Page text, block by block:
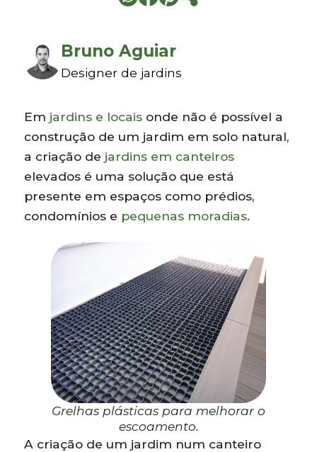
Bruno Aguiar
Designer de jardins
Em jardins e locais onde não é possível a
construção de um jardim em solo natural,
a criação de jardins em canteiros
elevados é uma solução que está
presente em espaços como prédios,
condomínios e pequenas moradias.
Grelhas plásticas para melhorar o
escoamento.
A criação de um jardim num canteiro